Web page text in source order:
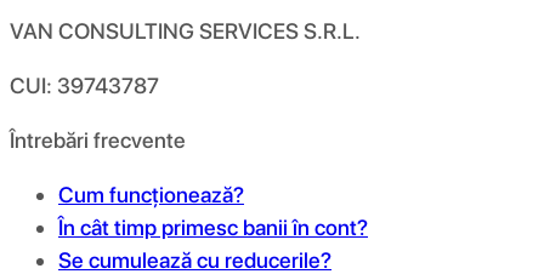
VAN CONSULTING SERVICES S.R.L.
CUI: 39743787
Întrebări frecvente
Cum funcționează?
În cât timp primesc banii în cont?
Se cumulează cu reducerile?